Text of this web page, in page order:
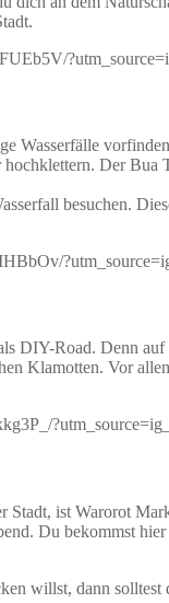
Wasserfälle
hochklettern. Der
besuchen.
DIY-Road. Denn
Klamotten. Vor
Stadt, ist Warorot
Du bekommst
willst, dann